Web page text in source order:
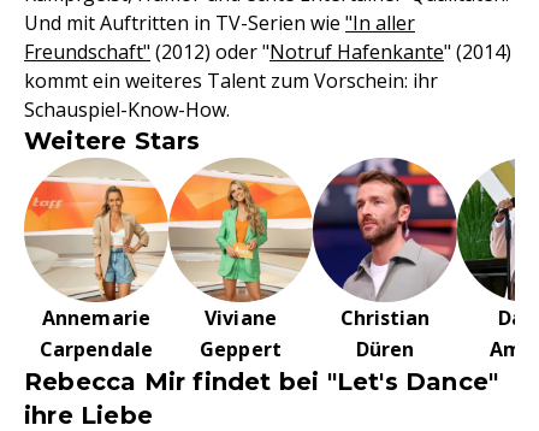
Und mit Auftritten in TV-Serien wie "In aller
Freundschaft" (2012) oder "Notruf Hafenkante" (2014)
kommt ein weiteres Talent zum Vorschein: ihr
Schauspiel-Know-How.
Weitere Stars
Annemarie
Carpendale
Viviane
Geppert
Christian
Düren
Rebecca Mir findet bei "Let's Dance"
ihre Liebe